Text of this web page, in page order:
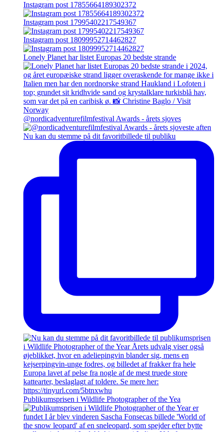
Instagram post 17855664189302372
Instagram post 17995402217549367
Instagram post 18099952714462827
Lonely Planet har listet Europas 20 bedste strande
@nordicadventurefilmfestival Awards - årets sjoves
Nu kan du stemme på dit favoritbillede til publiku
Publikumsprisen i Wildlife Photographer of the Yea